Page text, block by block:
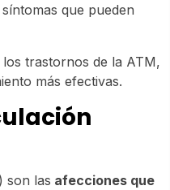
que pueden
trastornos de la ATM,
más efectivas.
son las afecciones que